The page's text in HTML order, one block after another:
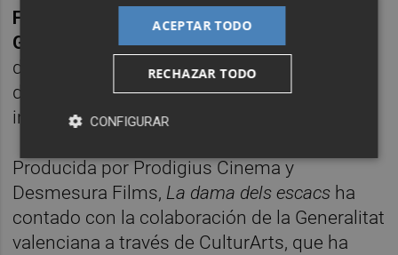
Francesc Mira, Eduard Mira, Paola Errani,
Govert Westerveld, del entonces campeón
del mundo de ajedrezViswanathan Anand
del propio Garzón, e incluye una entrevista
inédita a Calvo.
Producida por Prodigius Cinema y
Desmesura Films, La dama dels escacs ha
contado con la colaboración de la Generalitat
valenciana a través de CulturArts, que ha
ACEPTAR TODO
RECHAZAR TODO
CONFIGURAR